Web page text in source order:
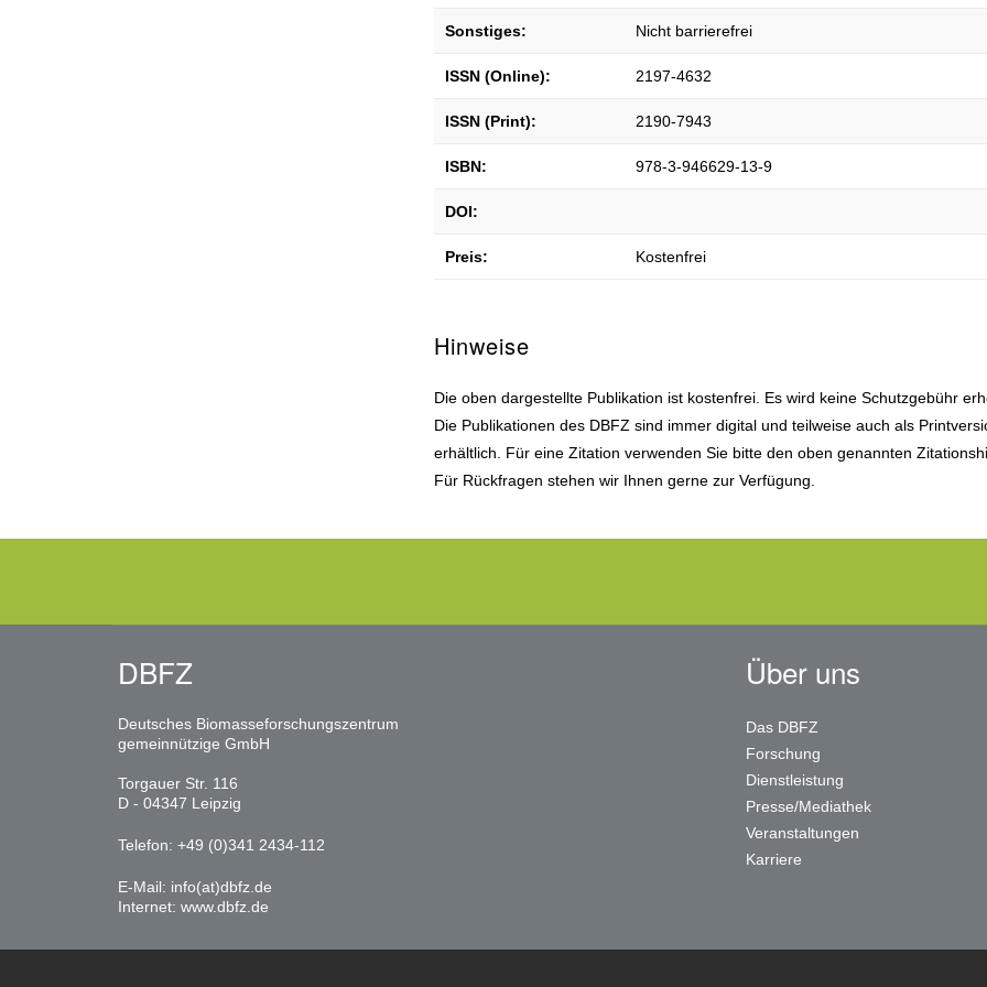
Sonstiges: Nicht barrierefrei
ISSN (Online): 2197-4632
ISSN (Print): 2190-7943
ISBN: 978-3-946629-13-9
DOI:
Preis: Kostenfrei
Hinweise
Die oben dargestellte Publikation ist kostenfrei. Es wird keine Schutzgebühr
Die Publikationen des DBFZ sind immer digital und teilweise auch als
erhältlich. Für eine Zitation verwenden Sie bitte den oben genannten
Für Rückfragen stehen wir Ihnen gerne zur Verfügung.
DBFZ
Deutsches Biomasseforschungszentrum
gemeinnützige GmbH
Torgauer Str. 116
D - 04347 Leipzig
Telefon: +49 (0)341 2434-112
E-Mail: info(at)dbfz.de
Internet: www.dbfz.de
Über uns
Das DBFZ
Forschung
Dienstleistung
Presse/Mediathek
Veranstaltungen
Karriere